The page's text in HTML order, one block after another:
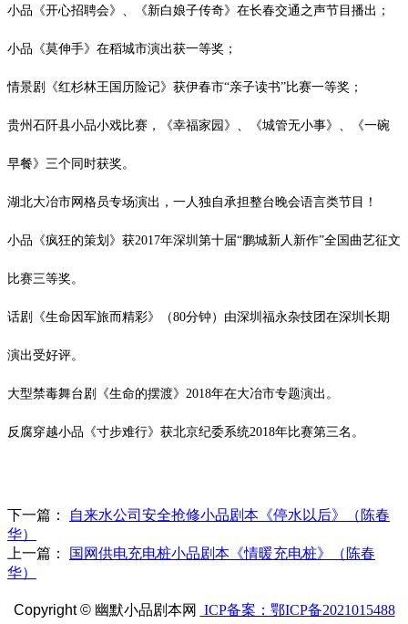
小品《开心招聘会》、《新白娘子传奇》在长春交通之声节目播出；
小品《莫伸手》在稻城市演出获一等奖；
情景剧《红杉林王国历险记》获伊春市“亲子读书”比赛一等奖；
贵州石阡县小品小戏比赛，《幸福家园》、《城管无小事》、《一碗
早餐》三个同时获奖。
湖北大冶市网格员专场演出，一人独自承担整台晚会语言类节目！
小品《疯狂的策划》获2017年深圳第十届“鹏城新人新作”全国曲艺征文
比赛三等奖。
话剧《生命因军旅而精彩》（80分钟）由深圳福永杂技团在深圳长期
演出受好评。
大型禁毒舞台剧《生命的摆渡》 2018年在大冶市专题演出。
反腐穿越小品《寸步难行》获北京纪委系统2018年比赛第三名。
下一篇：
自来水公司安全抢修小品剧本《停水以后》（陈春
华）
上一篇：
国网供电充电桩小品剧本《情暖充电桩》（陈春
华）
Copyright © 幽默小品剧本网
ICP备案：鄂ICP备2021015488